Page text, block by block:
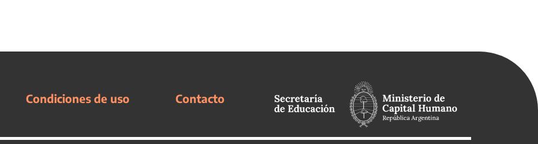
Condiciones de uso Contacto